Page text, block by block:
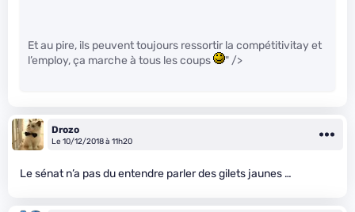
Et au pire, ils peuvent toujours ressortir la compétitivitay et
l’employ, ça marche à tous les coups
" />
Drozo
Le 10/12/2018 à 11h20
Le sénat n’a pas du entendre parler des gilets jaunes …